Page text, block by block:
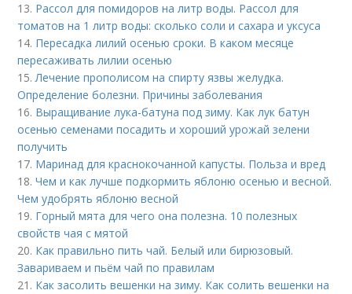
13. Рассол для помидоров на литр воды. Рассол для
томатов на 1 литр воды: сколько соли и сахара и уксуса
14. Пересадка лилий осенью сроки. В каком месяце
пересаживать лилии осенью
15.Лечение прополисом на спирту язвы желудка.
Определение болезни. Причины заболевания
16. Выращивание лука-батуна под зиму. Как лук батун
осенью семенами посадить и хороший урожай зелени
получить
17. Маринад для краснокочанной капусты. Польза и вред
18.Чем и как лучше подкормить яблоню осенью и весной.
Чем удобрять яблоню весной
19. Горный мята для чего она полезна. 10 полезных
свойств чая с мятой
20. Как правильно пить чай. Белый или бирюзовый.
Завариваем и пьём чай по правилам
21. Как засолить вешенки на зиму. Как солить вешенки на